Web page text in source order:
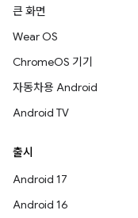
큰 화면
Wear OS
ChromeOS 기기
자동차용 Android
Android TV
출시
Android 17
Android 16